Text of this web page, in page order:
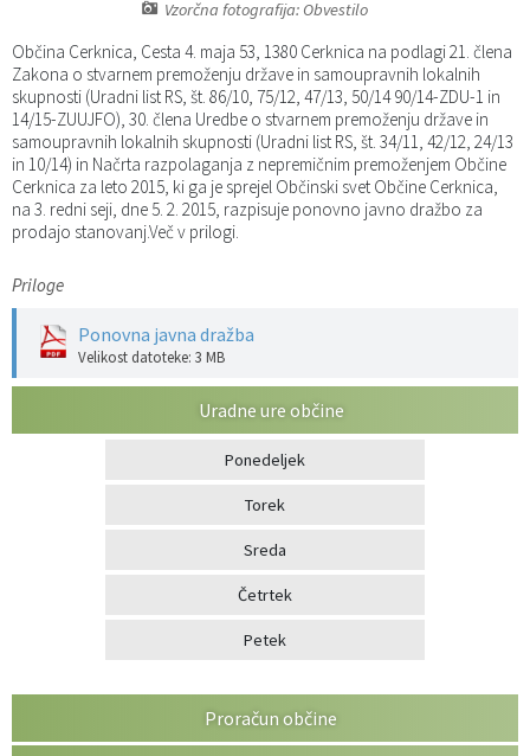
Vzorčna fotografija: Obvestilo
Občina Cerknica, Cesta 4. maja 53, 1380 Cerknica na podlagi 21. člena
Zakona o stvarnem premoženju države in samoupravnih lokalnih
skupnosti (Uradni list RS, št. 86/10, 75/12, 47/13, 50/14 90/14-ZDU-1 in
14/15-ZUUJFO), 30. člena Uredbe o stvarnem premoženju države in
samoupravnih lokalnih skupnosti (Uradni list RS, št. 34/11, 42/12, 24/13
in 10/14) in Načrta razpolaganja z nepremičnim premoženjem Občine
Cerknica za leto 2015, ki ga je sprejel Občinski svet Občine Cerknica,
na 3. redni seji, dne 5. 2. 2015, razpisuje ponovno javno dražbo za
prodajo stanovanj.Več v prilogi.
Priloge
Ponovna javna dražba
Velikost datoteke: 3 MB
Uradne ure občine
Ponedeljek
Torek
Sreda
Četrtek
Petek
Proračun občine
Vizitka občine Svet za preventivo in vzgojo v cestnem prometu
Služba za stanovanjsko dejavnost
Služba za civilno zaščito
Služba za družbene dejavnosti
Služba za šport
Služba za krajevne skupnosti
Strategije in koncepti
Proračuni občine